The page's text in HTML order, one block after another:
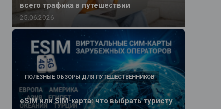
всего трафика в путешествии
25.06.2026
eSIM или SIM-карта: что выбрать туристу
ПОЛЕЗНЫЕ ОБЗОРЫ ДЛЯ ПУТЕШЕСТВЕННИКОВ